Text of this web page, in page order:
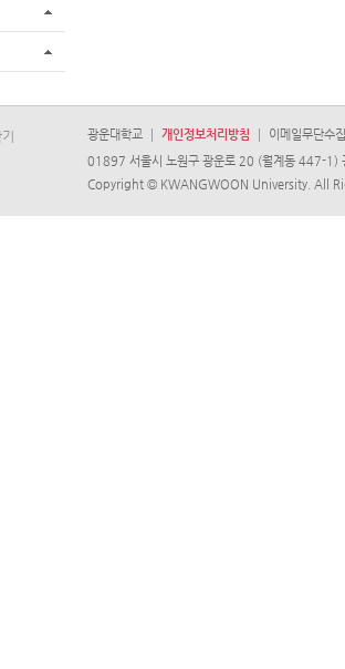
광운대학교 개인정보처리방침
이메일무단수
01897 서울시 노원구 광운로 20 (월계동 447-
Copyright © KWANGWOON University. All